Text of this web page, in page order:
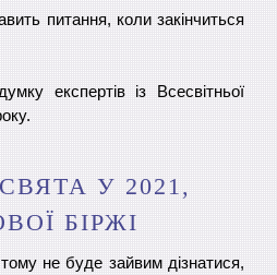
питання, коли закінчиться
експертів із Всесвітньої
У 2021,
БІРЖІ
не буде зайвим дізнатися,